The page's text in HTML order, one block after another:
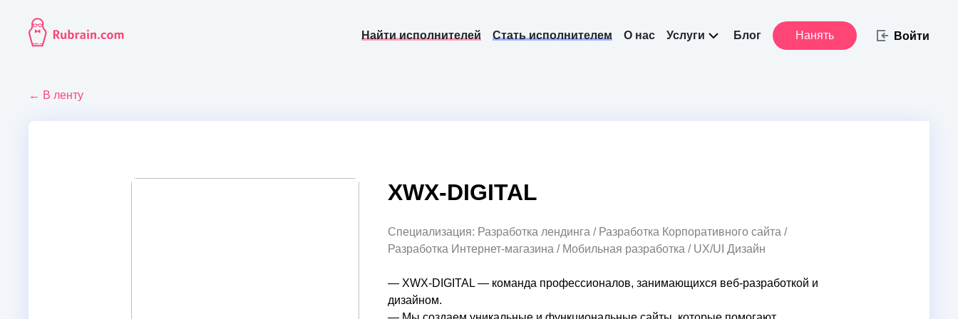
Найти исполнителей Стать исполнителем О нас Услуги Блог Нанять Войти
← В ленту
XWX-DIGITAL
Специализация: Разработка лендинга / Разработка Корпоративного сайта /
Разработка Интернет-магазина / Мобильная разработка / UX/UI Дизайн
— XWX-DIGITAL — команда профессионалов, занимающихся веб-разработкой и
дизайном.